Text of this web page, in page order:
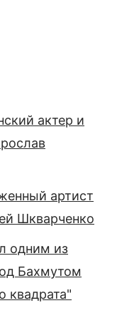
актер и
артист
Шкварченко
одним из
Бахмутом
квадрата"